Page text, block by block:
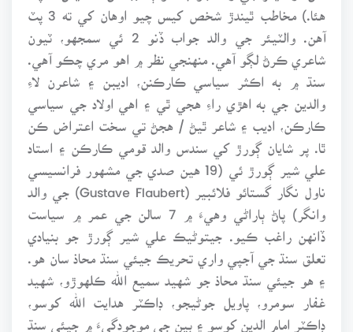
شاعري ڪرڻ لڳو آهي. منهنجي نظر ۾ اهو مري چڪو آهي.
سنڌ ۾ به اڪثر سياسي ڪارڪنن، اديبن ۽ شاعرن لاءِ
والدين جي به اهڙي راءِ هجي ٿي ۽ اهي اولاد جي سياسي
ڪارڪن، اديب ۽ شاعر ٿيڻ / هجڻ تي سخت اعتراض ڪن
ٿا. پر شايان ڳورڙ کي سندس والد قومي ڪارڪن ۽ استاد
علي شير ڳورڙ ئي (19 هين صدي جي مشهور فرانسيسي
ناول نگار گستائو فلائبير (Gustave Flaubert) جي والد
وانگر) پاڻ ٻاراڻي وهيءَ ۾ 7 سالن جي عمر ۾ سياست
ڏانهن راغب ڪيو. جيتوڻيڪ علي شير ڳورڙ جو بنيادي
تعلق سنڌ جي آجپي واري تحريڪ جيئي سنڌ محاذ سان هو.
۽ هو جيئي سنڌ محاذ جو شهيد سميع الله ڪلهوڙو، شهيد
غفار سومرو، پاويل جوڻيجو، ڊاڪٽر هدايت الله کوسو،
ڊاڪٽر امام الدين کوسو ۽ ٻين جي موجودگيءَ ۾ جيئي سنڌ